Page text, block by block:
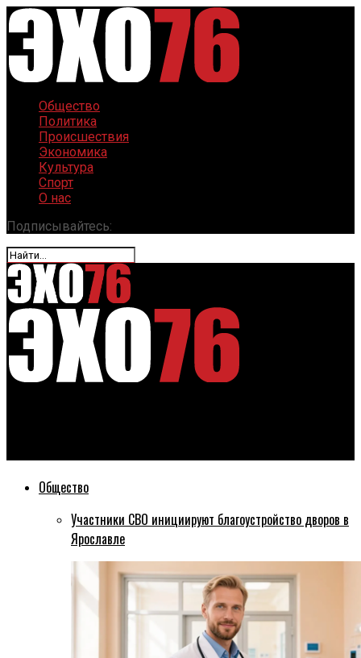
Общество
Политика
Происшествия
Экономика
Культура
Спорт
О нас
Подписывайтесь:
Общество
Участники СВО инициируют благоустройство дворов в
Ярославле